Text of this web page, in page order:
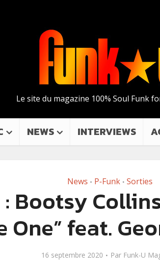
Le site du magazine 100% Soul Funk
NEWS INTERVIEWS
News • P-Funk • Sorties
Bootsy
One” feat.
16 septembre 2020 Par Funk-U